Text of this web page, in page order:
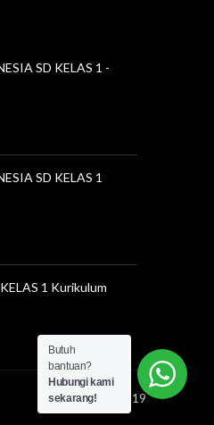
SD KELAS 1 -
SD KELAS 1
1 Kurikulum
085841411519
Butuh
bantuan?
Hubungi kami
sekarang!